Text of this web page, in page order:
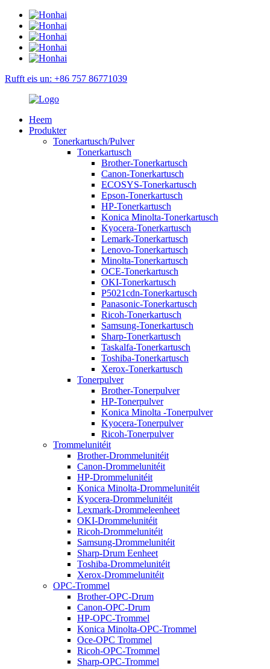
Rufft eis un: +86 757 86771039
Heem
Produkter
Tonerkartusch/Pulver
Tonerkartusch
Brother-Tonerkartusch
Canon-Tonerkartusch
ECOSYS-Tonerkartusch
Epson-Tonerkartusch
HP-Tonerkartusch
Konica Minolta-Tonerkartusch
Kyocera-Tonerkartusch
Lemark-Tonerkartusch
Lenovo-Tonerkartusch
Minolta-Tonerkartusch
OCE-Tonerkartusch
OKI-Tonerkartusch
P5021cdn-Tonerkartusch
Panasonic-Tonerkartusch
Ricoh-Tonerkartusch
Samsung-Tonerkartusch
Sharp-Tonerkartusch
Taskalfa-Tonerkartusch
Toshiba-Tonerkartusch
Xerox-Tonerkartusch
Tonerpulver
Brother-Tonerpulver
HP-Tonerpulver
Konica Minolta -Tonerpulver
Kyocera-Tonerpulver
Ricoh-Tonerpulver
Trommelunitéit
Brother-Drommelunitéit
Canon-Drommelunitéit
HP-Drommelunitéit
Konica Minolta-Drommelunitéit
Kyocera-Drommelunitéit
Lexmark-Drommeleenheet
OKI-Drommelunitéit
Ricoh-Drommelunitéit
Samsung-Drommelunitéit
Sharp-Drum Eenheet
Toshiba-Drommelunitéit
Xerox-Drommelunitéit
OPC-Trommel
Brother-OPC-Drum
Canon-OPC-Drum
HP-OPC-Trommel
Konica Minolta-OPC-Trommel
Oce-OPC Trommel
Ricoh-OPC-Trommel
Sharp-OPC-Trommel